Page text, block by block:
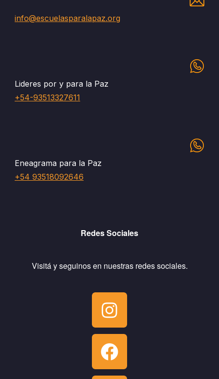
info@escuelasparalapaz.org
Lideres por y para la Paz
+54-93513327611
Eneagrama para la Paz
+54 93518092646
Redes Sociales
Visitá y seguinos en nuestras redes sociales.